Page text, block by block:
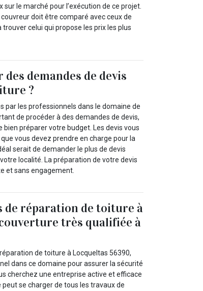
sur le marché pour l’exécution de ce projet.
doit être comparé avec ceux de
celui qui propose les prix les plus
demandes de devis
?
par les professionnels dans le domaine de
de procéder à des demandes de devis,
préparer votre budget. Les devis vous
vous devez prendre en charge pour la
serait de demander le plus de devis
localité. La préparation de votre devis
et sans engagement.
de réparation de toiture à
très qualifiée à
de toiture à Locqueltas 56390,
dans ce domaine pour assurer la sécurité
cherchez une entreprise active et efficace
peut se charger de tous les travaux de